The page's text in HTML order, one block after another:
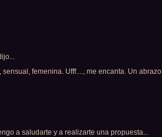
sensual, femenina. Ufff...., me encanta. Un abrazo
a saludarte y a realizarte una propuesta...